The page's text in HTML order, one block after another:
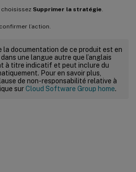
choisissez Supprimer la stratégie
l’action.
la documentation de ce produit est en
une langue autre que l’anglais
à titre indicatif et peut inclure du
Pour en savoir plus,
de non-responsabilité relative à
surCloud Software Group home.